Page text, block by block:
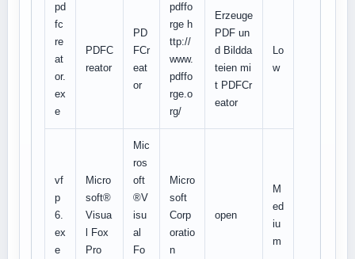
pd
fc
re
at
or.
ex
e
PDFC
reator
PD
FCr
eat
or
pdffo
rge h
ttp://
www.
pdffo
rge.o
rg/
Erzeuge
PDF un
d Bildda
teien mi
t PDFCr
eator
Lo
w
vf
p
6.
ex
e
Micro
soft®
Visua
l Fox
Pro
Mic
ros
oft
®V
isu
al
Fo
Micro
soft
Corp
oratio
n
open
M
ed
iu
m